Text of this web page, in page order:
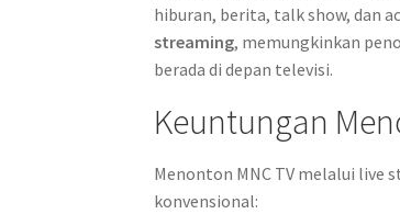
hiburan, berita, talk show, dan
streaming, memungkinkan
berada di depan televisi.
Keuntungan
Menonton MNC TV melalui live
konvensional: